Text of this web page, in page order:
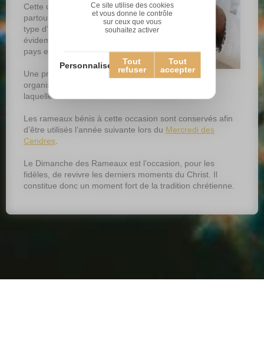
Cette célébration a lieu
partout dans le monde : le
type d’arbre utilisé varie bien
évidemment en fonction des
pays et des régions.
Une procession est
organisée, à l’issue de
laquelle se tient une Messe de la Passion.
Les rameaux bénis à cette occasion sont conservés afin
d’être utilisés l’année suivante lors du Mercredi des
Cendres
Le Dimanche des Rameaux est l’occasion, pour les
fidèles, de revivre les derniers moments du Christ. Il
constitue donc un moment fort de la tradition chrétienne.
Ce site utilise des cookies
et vous donne le contrôle
sur ceux que vous
souhaitez activer
Tout
accepter
Tout
refuser
Personnaliser